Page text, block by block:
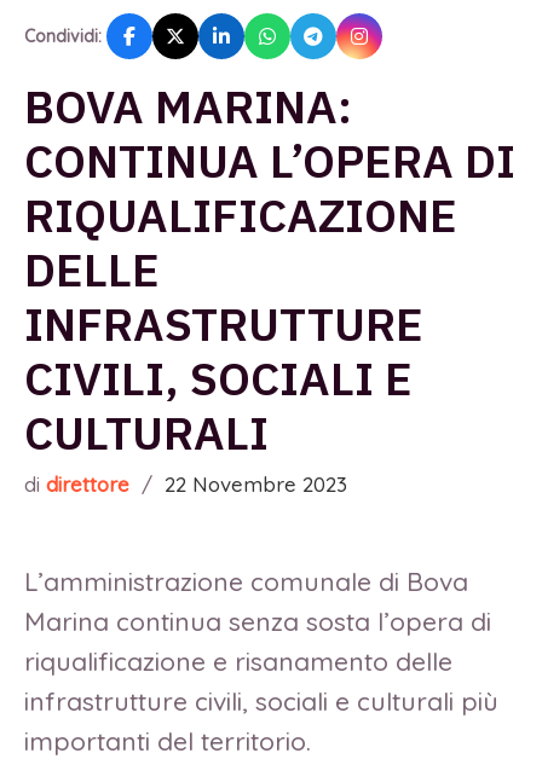
Condividi:
BOVA MARINA:
CONTINUA L’OPERA DI
RIQUALIFICAZIONE
DELLE
INFRASTRUTTURE
CIVILI, SOCIALI E
CULTURALI
di direttore / 22 Novembre 2023
L’amministrazione comunale di Bova
Marina continua senza sosta l’opera di
riqualificazione e risanamento delle
infrastrutture civili, sociali e culturali più
importanti del territorio.